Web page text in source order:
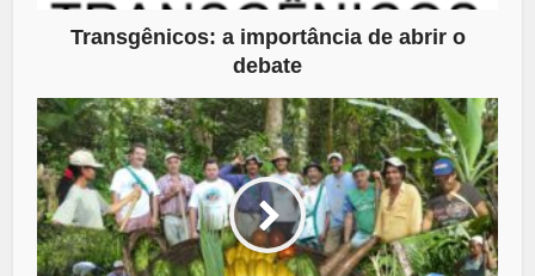
Transgênicos: a importância de abrir o
debate